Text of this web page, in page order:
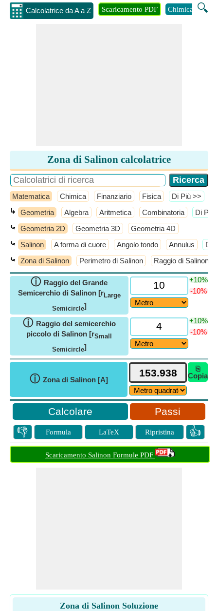
Calcolatrice da A a Z 🔍
Scaricamento PDF Chimica
Zona di Salinon calcolatrice
Matematica Chimica Finanziario Fisica ​Di Più >>
↳ Geometria Algebra Aritmetica Combinatoria ​Di Più
⤿ Geometria 2D Geometria 3D Geometria 4D
⤿ Salinon A forma di cuore Angolo tondo Annulus ​Di
⤿ Zona di Salinon Perimetro di Salinon Raggio di Salinon
ⓘ Raggio del Grande
Semicerchio di Salinon [rLarge
Semicircle]
+10%
-10%
ⓘ Raggio del semicerchio
piccolo di Salinon [rSmall
Semicircle]
+10%
-10%
ⓘ Zona di Salinon [A]
⎘
Copia
Passi
👎 Formula LaTeX Ripristina 👍
Scaricamento Salinon Formule PDF
Zona di Salinon Soluzione